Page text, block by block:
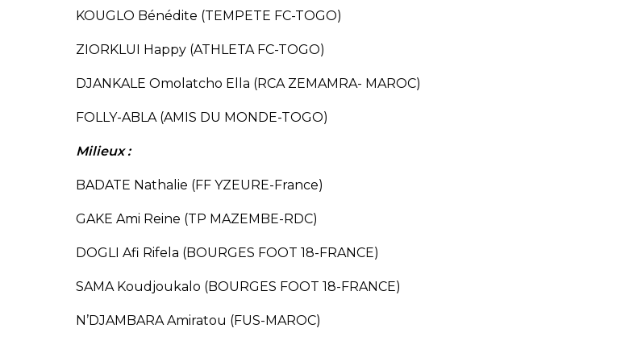
KOUGLO Bénédite (TEMPETE FC-TOGO)
ZIORKLUI Happy (ATHLETA FC-TOGO)
DJANKALE Omolatcho Ella (RCA ZEMAMRA- MAROC)
FOLLY-ABLA (AMIS DU MONDE-TOGO)
Milieux :
BADATE Nathalie (FF YZEURE-France)
GAKE Ami Reine (TP MAZEMBE-RDC)
DOGLI Afi Rifela (BOURGES FOOT 18-FRANCE)
SAMA Koudjoukalo (BOURGES FOOT 18-FRANCE)
N’DJAMBARA Amiratou (FUS-MAROC)